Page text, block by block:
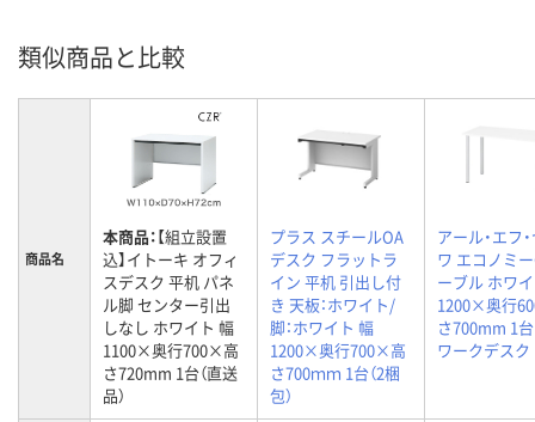
類似商品と比較
商品名
本商品：【組立設置
込】イトーキ オフィ
スデスク 平机 パネ
ル脚 センター引出
しなし ホワイト 幅
1100×奥行700×高
さ720mm 1台（直送
品）
プラス スチールOA
デスク フラットラ
イン 平机 引出し付
き 天板：ホワイト/
脚：ホワイト 幅
1200×奥行700×高
さ700ｍｍ 1台（2梱
包）
アール・エフ
ワ エコノミ
ーブル ホワ
1200×奥行
さ700mm 1
ワークデスク